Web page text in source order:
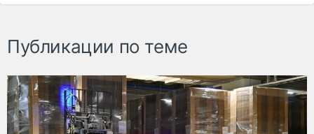
Публикации по теме